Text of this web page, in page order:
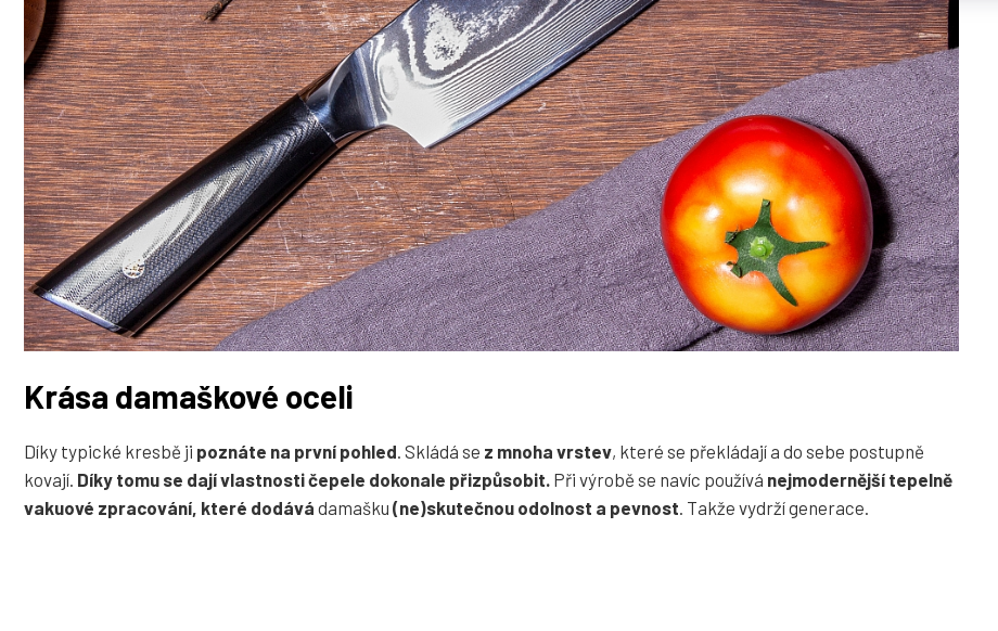
Krása damaškové oceli
Díky typické kresbě ji poznáte na první pohled . Skládá se z mnoha vrstev, které se překládají a do sebe postupně
kovají. Díky tomu se dají vlastnosti čepele dokonale přizpůsobit. Při výrobě se navíc používá nejmodernější tepelně
vakuové zpracování, které dodává damašku (ne)skutečnou odolnost a pevnost . Takže vydrží generace.